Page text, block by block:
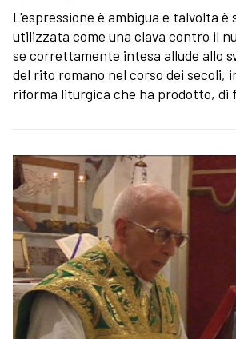
L'espressione è ambigua e talvolta è
utilizzata come una clava contro il
se correttamente intesa allude allo
del rito romano nel corso dei secoli,
riforma liturgica che ha prodotto,